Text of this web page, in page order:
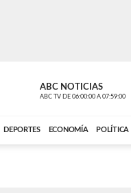
ABC NOTICIAS
ABC TV DE 06:00:00 A 07:59:00
DEPORTES ECONOMÍA POLÍTICA